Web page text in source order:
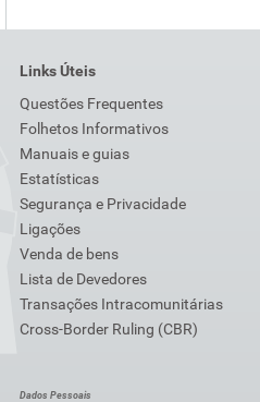
Links Úteis
Questões Frequentes
Folhetos Informativos
Manuais e guias
Estatísticas
Segurança e Privacidade
Ligações
Venda de bens
Lista de Devedores
Transações Intracomunitárias
Cross-Border Ruling (CBR)
Dados Pessoais